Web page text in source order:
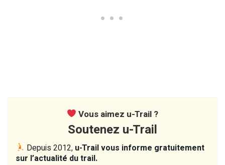
Vous aimez u-Trail ?
Soutenez u-Trail
Depuis 2012, u-Trail vous informe gratuitement
sur l’actualité du trail.